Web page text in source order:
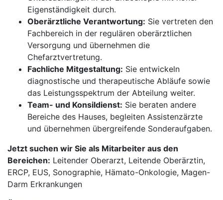
Eigenständigkeit durch.
Oberärztliche Verantwortung: Sie vertreten den
Fachbereich in der regulären oberärztlichen
Versorgung und übernehmen die
Chefarztvertretung.
Fachliche Mitgestaltung: Sie entwickeln
diagnostische und therapeutische Abläufe sowie
das Leistungsspektrum der Abteilung weiter.
Team- und Konsildienst: Sie beraten andere
Bereiche des Hauses, begleiten Assistenzärzte
und übernehmen übergreifende Sonderaufgaben.
Jetzt suchen wir Sie als Mitarbeiter aus den
Bereichen: Leitender Oberarzt, Leitende Oberärztin,
ERCP, EUS, Sonographie, Hämato-Onkologie, Magen-
Darm Erkrankungen